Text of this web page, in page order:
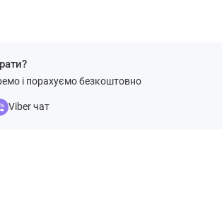
і порахуємо безкоштовно
Viber чат